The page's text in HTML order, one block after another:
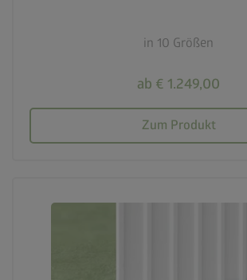
in 10 Größen
ab € 1.249,00
Zum Produkt